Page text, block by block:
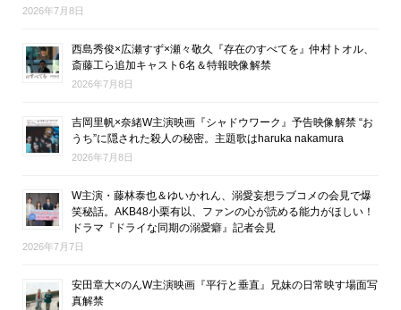
2026年7月8日
西島秀俊×広瀬すず×瀬々敬久『存在のすべてを』仲村トオル、
斎藤工ら追加キャスト6名＆特報映像解禁
2026年7月8日
吉岡里帆×奈緒W主演映画『シャドウワーク』予告映像解禁 “お
うち”に隠された殺人の秘密。主題歌はharuka nakamura
2026年7月8日
W主演・藤林泰也＆ゆいかれん、溺愛妄想ラブコメの会見で爆
笑秘話。AKB48小栗有以、ファンの心が読める能力がほしい！
ドラマ『ドライな同期の溺愛癖』記者会見
2026年7月7日
安田章大×のんW主演映画『平行と垂直』兄妹の日常映す場面写
真解禁